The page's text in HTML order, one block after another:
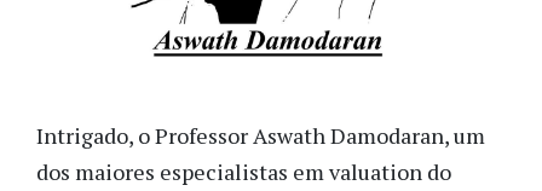
Intrigado, o Professor Aswath Damodaran, um
dos maiores especialistas em valuation do